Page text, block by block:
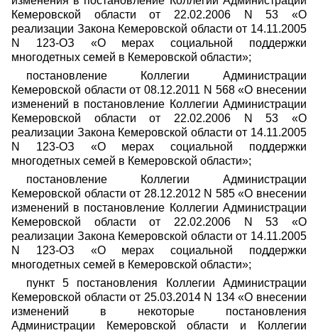
Кемеровской области от 22.02.2006 N 53 «О
реализации Закона Кемеровской области от 14.11.2005
N 123-ОЗ «О мерах социальной поддержки
многодетных семей в Кемеровской области»;
постановление Коллегии Администрации
Кемеровской области от 08.12.2011 N 568 «О внесении
изменений в постановление Коллегии Администрации
Кемеровской области от 22.02.2006 N 53 «О
реализации Закона Кемеровской области от 14.11.2005
N 123-ОЗ «О мерах социальной поддержки
многодетных семей в Кемеровской области»;
постановление Коллегии Администрации
Кемеровской области от 28.12.2012 N 585 «О внесении
изменений в постановление Коллегии Администрации
Кемеровской области от 22.02.2006 N 53 «О
реализации Закона Кемеровской области от 14.11.2005
N 123-ОЗ «О мерах социальной поддержки
многодетных семей в Кемеровской области»;
пункт 5 постановления Коллегии Администрации
Кемеровской области от 25.03.2014 N 134 «О внесении
изменений в некоторые постановления
Администрации Кемеровской области и Коллегии